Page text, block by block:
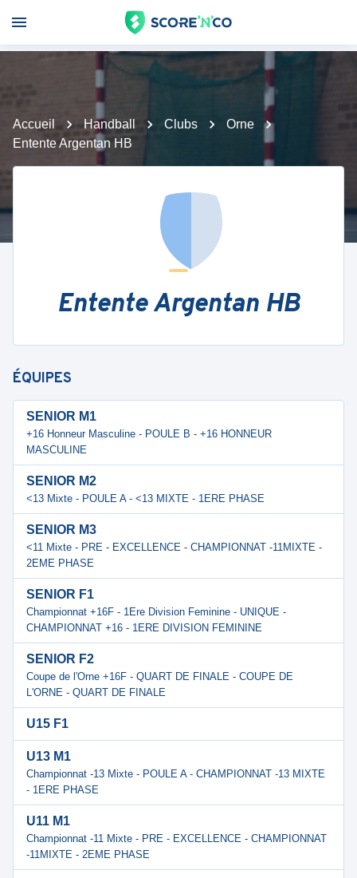
Accueil Handball Clubs
Orne
Entente Argentan HB
Entente Argentan HB
ÉQUIPES
SENIOR M1
+16 Honneur Masculine - POULE B - +16 HONNEUR
MASCULINE
SENIOR M2
<13 Mixte - POULE A - <13 MIXTE - 1ERE PHASE
SENIOR M3
<11 Mixte - PRE - EXCELLENCE - CHAMPIONNAT -11MIXTE -
2EME PHASE
SENIOR F1
Championnat +16F - 1Ere Division Feminine - UNIQUE -
CHAMPIONNAT +16 - 1ERE DIVISION FEMININE
SENIOR F2
Coupe de l'Orne +16F - QUART DE FINALE - COUPE DE
L'ORNE - QUART DE FINALE
U15 F1
U13 M1
Championnat -13 Mixte - POULE A - CHAMPIONNAT -13 MIXTE
- 1ERE PHASE
U11 M1
Championnat -11 Mixte - PRE - EXCELLENCE - CHAMPIONNAT
-11MIXTE - 2EME PHASE